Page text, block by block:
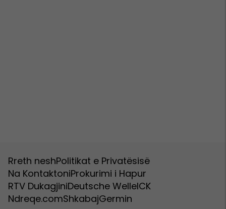
Rreth neshPolitikat e Privatësisë
Na KontaktoniProkurimi i Hapur
RTV DukagjiniDeutsche WelleICK
Ndreqe.comShkabajGermin